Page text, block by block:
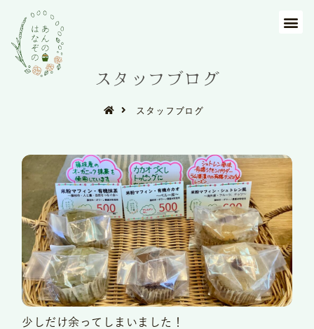
スタッフブログ
スタッフブログ
少しだけ余ってしまいました！